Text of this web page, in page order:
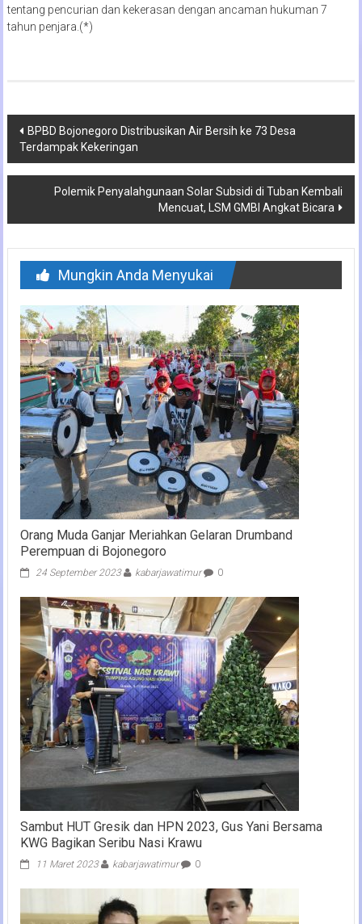
tentang pencurian dan kekerasan dengan ancaman hukuman 7
tahun penjara.(*)
Navigasi
pos
BPBD Bojonegoro Distribusikan Air Bersih ke 73 Desa
Terdampak Kekeringan
Polemik Penyalahgunaan Solar Subsidi di Tuban Kembali
Mencuat, LSM GMBI Angkat Bicara
Mungkin Anda Menyukai
Orang Muda Ganjar Meriahkan Gelaran Drumband
Perempuan di Bojonegoro
24 September 2023 kabarjawatimur 0
Sambut HUT Gresik dan HPN 2023, Gus Yani Bersama
KWG Bagikan Seribu Nasi Krawu
11 Maret 2023 kabarjawatimur 0